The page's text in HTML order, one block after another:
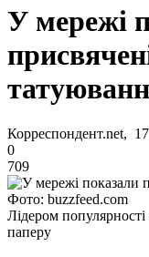
У мережі
Корреспондент.net,
0
709
Фото: buzzfeed.com
Лідером
паперу